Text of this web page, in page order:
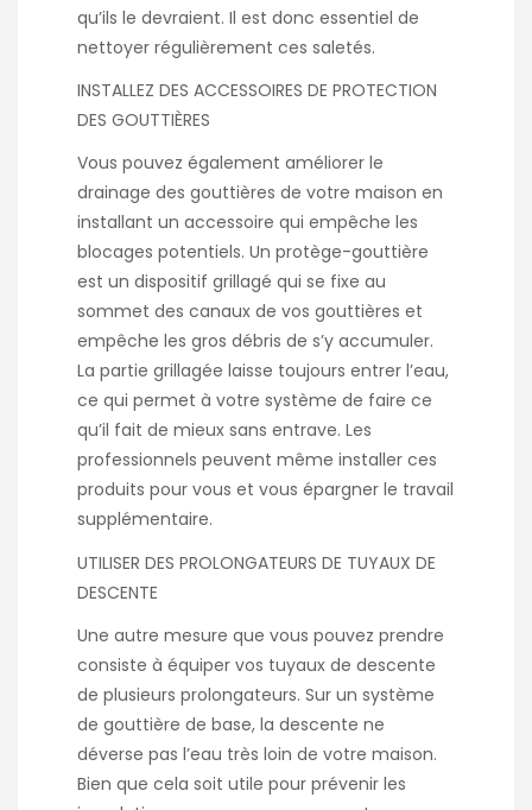
qu’ils le devraient. Il est donc essentiel de
nettoyer régulièrement ces saletés.
INSTALLEZ DES ACCESSOIRES DE PROTECTION
DES GOUTTIÈRES
Vous pouvez également améliorer le
drainage des gouttières de votre maison en
installant un accessoire qui empêche les
blocages potentiels. Un protège-gouttière
est un dispositif grillagé qui se fixe au
sommet des canaux de vos gouttières et
empêche les gros débris de s’y accumuler.
La partie grillagée laisse toujours entrer l’eau,
ce qui permet à votre système de faire ce
qu’il fait de mieux sans entrave. Les
professionnels peuvent même installer ces
produits pour vous et vous épargner le travail
supplémentaire.
UTILISER DES PROLONGATEURS DE TUYAUX DE
DESCENTE
Une autre mesure que vous pouvez prendre
consiste à équiper vos tuyaux de descente
de plusieurs prolongateurs. Sur un système
de gouttière de base, la descente ne
déverse pas l’eau très loin de votre maison.
Bien que cela soit utile pour prévenir les